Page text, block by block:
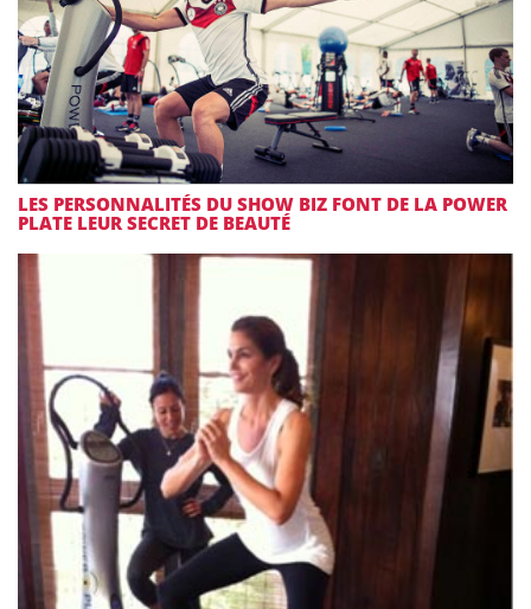
LES PERSONNALITÉS DU SHOW BIZ FONT DE LA POWER
PLATE LEUR SECRET DE BEAUTÉ